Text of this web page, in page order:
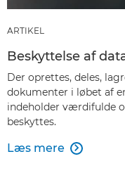
ARTIKEL
Beskyttelse af
Der oprettes, deles,
dokumenter i løbet af
indeholder værdifulde
beskyttes.
Læs mere 